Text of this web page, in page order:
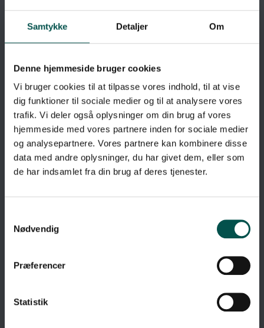
Samtykke Detaljer Om
Denne hjemmeside bruger cookies
Vi bruger cookies til at tilpasse vores indhold, til at vise
dig funktioner til sociale medier og til at analysere vores
trafik. Vi deler også oplysninger om din brug af vores
hjemmeside med vores partnere inden for sociale medier
og analysepartnere. Vores partnere kan kombinere disse
data med andre oplysninger, du har givet dem, eller som
de har indsamlet fra din brug af deres tjenester.
Nødvendig
Præferencer
Statistik